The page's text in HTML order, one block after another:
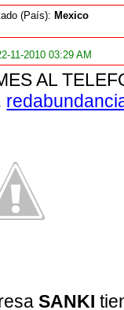
(País): Mexico
11-2010 03:29 AM
AL
SANKI